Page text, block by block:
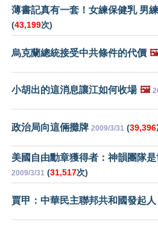
薄書記真有一套！女練保健乳 男
(43,199次)
烏克蘭總統接受中共條件的代價
小胡出的這消息讓江如何收場 🖼️
政治局向這倆攤牌 2009/3/31 (39,396
美國自由勳章獲得者：神韻團隊
2009/3/31 (31,517次)
賈甲：中華民主聯邦共和國發起人